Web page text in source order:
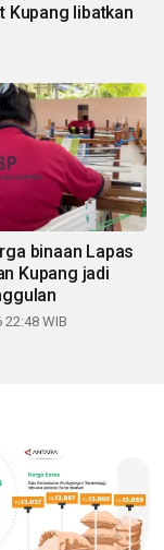
Kupang libatkan
binaan Lapas
Kupang jadi
22:48 WIB